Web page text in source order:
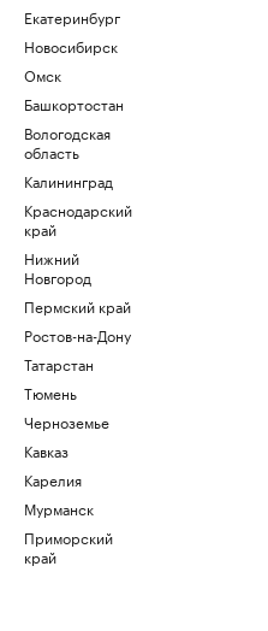
Екатеринбург
Новосибирск
Омск
Башкортостан
Вологодская
область
Калининград
Краснодарский
край
Нижний
Новгород
Пермский край
Ростов-на-Дону
Татарстан
Тюмень
Черноземье
Кавказ
Карелия
Мурманск
Приморский
край